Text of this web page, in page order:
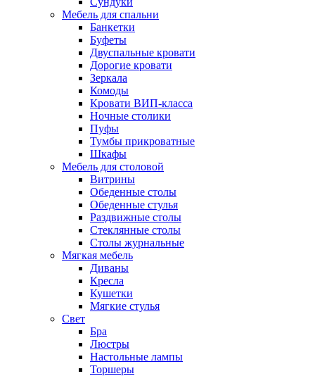
Мебель для спальни
Банкетки
Буфеты
Двуспальные кровати
Дорогие кровати
Зеркала
Комоды
Кровати ВИП-класса
Ночные столики
Пуфы
Тумбы прикроватные
Шкафы
Мебель для столовой
Витрины
Обеденные столы
Обеденные стулья
Раздвижные столы
Стеклянные столы
Столы журнальные
Мягкая мебель
Диваны
Кресла
Кушетки
Мягкие стулья
Свет
Бра
Люстры
Настольные лампы
Торшеры